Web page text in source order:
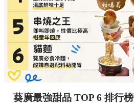
葵廣最強甜品 TOP 6 排行榜